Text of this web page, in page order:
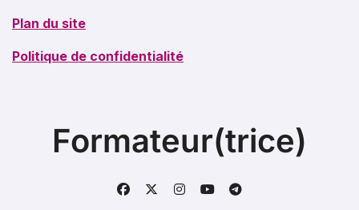
Plan du site
Politique de confidentialité
Formateur(trice)